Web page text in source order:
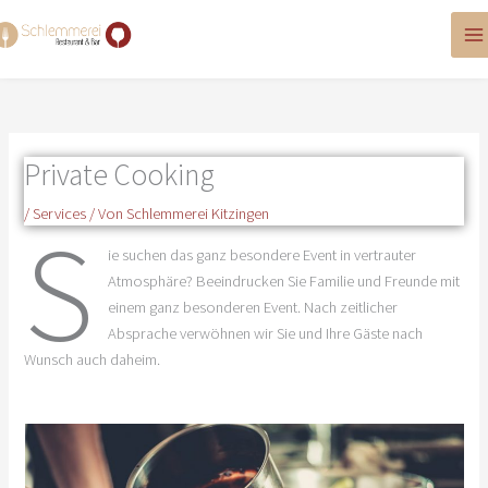
Inhalt
Private Cooking
/Services / VonSchlemmerei Kitzingen
S
ie suchen das ganz besondere Event in vertrauter
Atmosphäre? Beeindrucken Sie Familie und Freunde mit
einem ganz besonderen Event. Nach zeitlicher
Absprache verwöhnen wir Sie und Ihre Gäste nach
Wunsch auch daheim.